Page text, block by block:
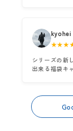
kyohei
シリーズの新
出来る福袋キ